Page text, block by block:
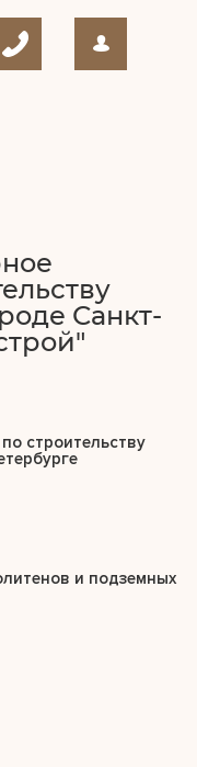
Санкт-
строительству
и подземных